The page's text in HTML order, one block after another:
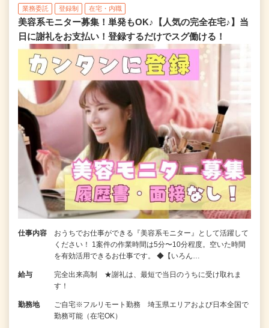
業務委託 登録制 在宅・内職
美容系モニター募集！単発もOK♪【人気の完全在宅♪】当
日に謝礼をお支払い！登録するだけでスグ働ける！
仕事内容
おうちでお仕事ができる『美容系モニター』として活躍して
ください！ 1案件の作業時間は5分〜10分程度。空いた時間
を有効活用できるお仕事です。 ◆【いろん…
給与
完全出来高制 ★謝礼は、最短で当日のうちに受け取れま
す！
勤務地
ご自宅※フルリモート勤務 埼玉県エリアおよび日本全国で
勤務可能（在宅OK）